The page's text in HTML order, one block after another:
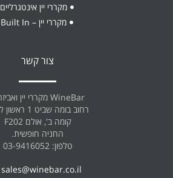
מקררי יין אינטגרליים
מקררי יין – Built In
צור קשר
WineBar מקררי יין ואביזרים
רחוב בומה שביט 1 ראשון לציון.
קומה ב', אולם F202
החניה חופשית.
טלפון: 03-9416052
sales@winebar.co.il